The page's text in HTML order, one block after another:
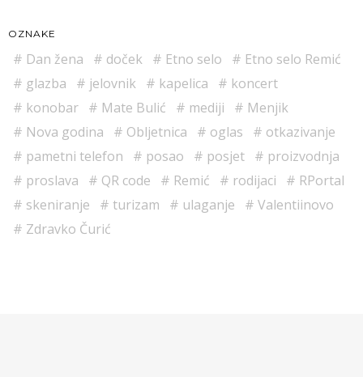
OZNAKE
Dan žena doček Etno selo
Etno selo Remić
glazba
jelovnik kapelica
koncert
konobar
Mate Bulić mediji
Menjik
Nova godina
Obljetnica oglas
otkazivanje
pametni telefon
posao posjet
proizvodnja
proslava
QR code Remić rodijaci
RPortal
skeniranje
turizam ulaganje
Valentiinovo
Zdravko Čurić